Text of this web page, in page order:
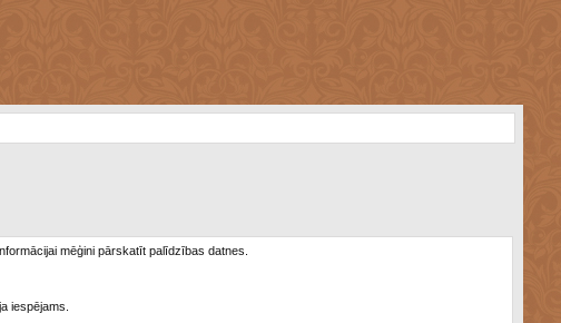
mēģini pārskatīt palīdzības datnes.
iespējams.